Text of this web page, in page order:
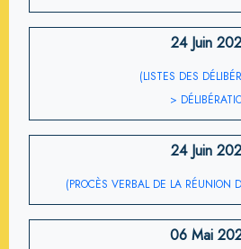
24 Juin
(LISTES DES
>
24 Juin
(PROCÈS VERBAL DE LA RÉUNION
06 Mai